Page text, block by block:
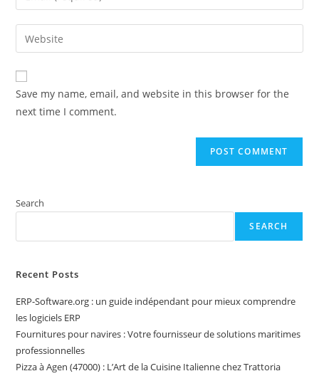
comment
your
email
address
comment
Enter
your
website
URL
(optional)
Save my name, email, and website in this browser for the
next time I comment.
Search
SEARCH
Recent Posts
ERP-Software.org : un guide indépendant pour mieux comprendre
les logiciels ERP
Fournitures pour navires : Votre fournisseur de solutions maritimes
professionnelles
Pizza à Agen (47000) : L’Art de la Cuisine Italienne chez Trattoria